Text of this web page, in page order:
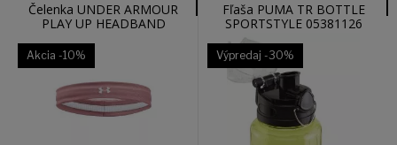
Čelenka UNDER ARMOUR
PLAY UP HEADBAND
Akcia -10%
Fľaša PUMA TR BOTTLE
SPORTSTYLE 05381126
Výpredaj -30%